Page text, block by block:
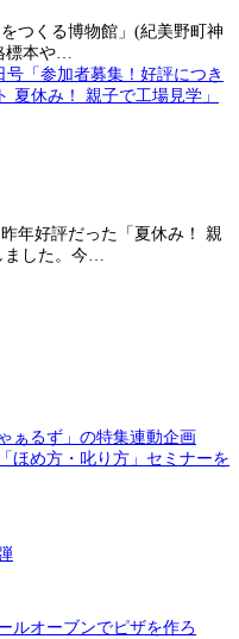
つくる博物館」(紀美野町神
標本や…
年好評だった「夏休み！ 親
ました。今…
ぁるず」の特集連動企画
ほめ方・叱り方」セミナーを
ルオーブンでピザを作ろ